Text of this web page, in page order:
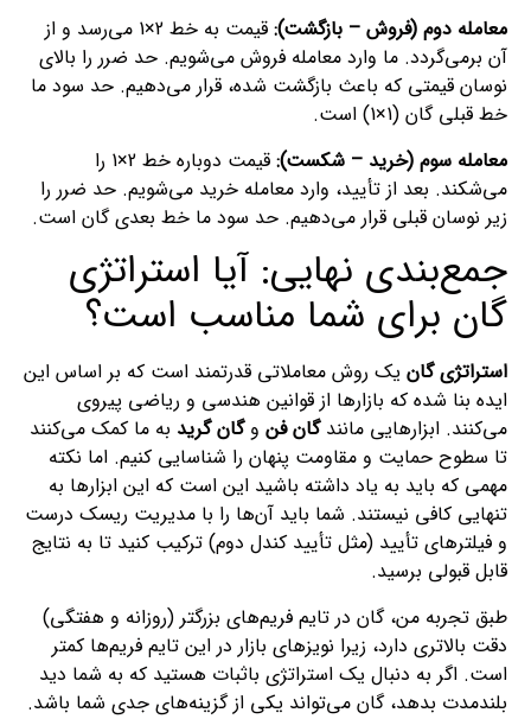
معامله دوم (فروش – بازگشت):
قیمت به خط 2×1 می‌رسد و از
آن برمی‌گردد. ما وارد معامله فروش می‌شویم. حد ضرر را بالای
نوسان قیمتی که باعث بازگشت شده، قرار می‌دهیم. حد سود ما
خط قبلی گان (1×1) است.
معامله سوم (خرید – شکست):
قیمت دوباره خط 2×1 را
می‌شکند. بعد از تأیید، وارد معامله خرید می‌شویم. حد ضرر را
زیر نوسان قبلی قرار می‌دهیم. حد سود ما خط بعدی گان است.
جمع‌بندی نهایی: آیا استراتژی
گان برای شما مناسب است؟
استراتژی گان یک روش معاملاتی قدرتمند است که بر اساس این
ایده بنا شده که بازارها از قوانین هندسی و ریاضی پیروی
می‌کنند. ابزارهایی مانندگان فن وگان گرید به ما کمک می‌کنند
تا سطوح حمایت و مقاومت پنهان را شناسایی کنیم. اما نکته
مهمی که باید به یاد داشته باشید این است که این ابزارها به
تنهایی کافی نیستند. شما باید آن‌ها را با مدیریت ریسک درست
و فیلترهای تأیید (مثل تأیید کندل دوم) ترکیب کنید تا به نتایج
قابل قبولی برسید.
طبق تجربه من، گان در تایم فریم‌های بزرگتر (روزانه و هفتگی)
دقت بالاتری دارد، زیرا نویزهای بازار در این تایم فریم‌ها کمتر
است. اگر به دنبال یک استراتژی باثبات هستید که به شما دید
بلندمدت بدهد، گان می‌تواند یکی از گزینه‌های جدی شما باشد.